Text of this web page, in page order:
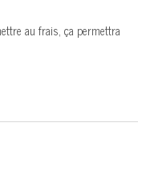
au frais, ça permettra